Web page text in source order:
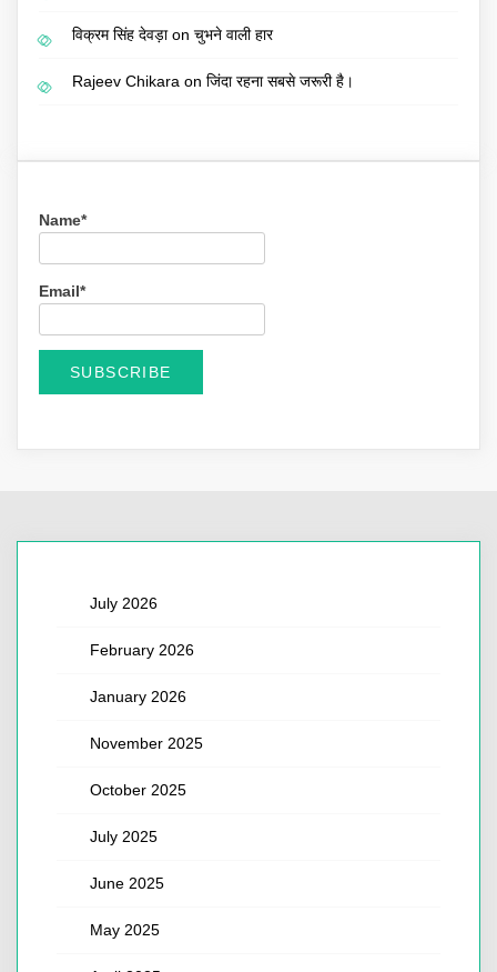
विक्रम सिंह देवड़ाon चुभने वाली हार
Rajeev Chikara on जिंदा रहना सबसे जरूरी है।
Name*
Email*
July 2026
February 2026
January 2026
November 2025
October 2025
July 2025
June 2025
May 2025